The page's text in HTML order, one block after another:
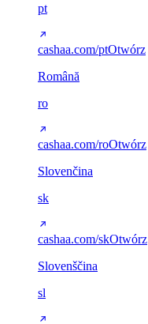
pt
cashaa.com/ptOtwórz
Română
ro
cashaa.com/roOtwórz
Slovenčina
sk
cashaa.com/skOtwórz
Slovenščina
sl